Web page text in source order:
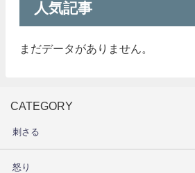
人気記事
まだデータがありません。
CATEGORY
刺さる
怒り